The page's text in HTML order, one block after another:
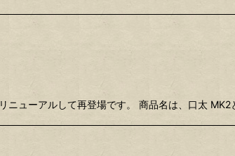
ニューアルして再登場です。 商品名は、口太